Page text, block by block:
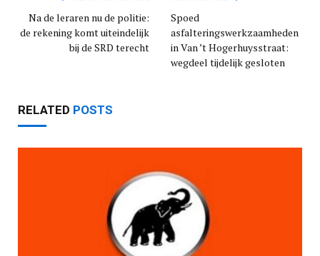
Na de leraren nu de politie:
de rekening komt uiteindelijk
bij de SRD terecht
Spoed
asfalteringswerkzaamheden
in Van ’t Hogerhuysstraat:
wegdeel tijdelijk gesloten
RELATED POSTS